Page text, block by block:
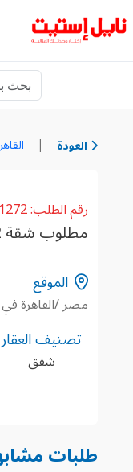
العودة |
رقم الطلب: 1272
مطلوب شقة 2 أو 3 غرف فى القاهرة الجديدة او الشروق
الموقع
مصر /القاهرة في
تصنيف العقار
شقق
طلبات